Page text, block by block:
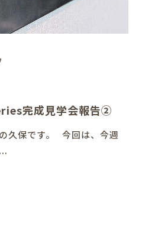
完成見学会報告②
久保です。 今回は、今週